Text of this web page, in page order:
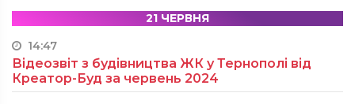
21 ЧЕРВНЯ
14:47
Відеозвіт з будівництва ЖК у Тернополі від
Креатор-Буд за червень 2024